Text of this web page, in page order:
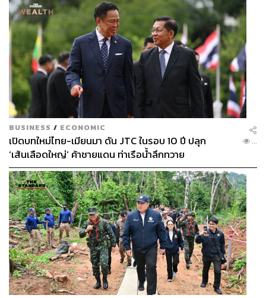
BUSINESS / ECONOMIC
เปิดบทใหม่ไทย-เมียนมา ดัน JTC ในรอบ 10 ปี ปลุก
‘เส้นเลือดใหญ่’ ค้าชายแดน ท่าเรือน้ำลึกทวาย
...